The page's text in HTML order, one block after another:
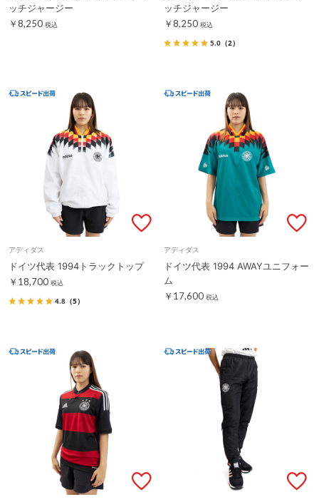
ッチジャージー
￥8,250 税込
ッチジャージー
￥8,250 税込
5.0 （2）
アディダス
ドイツ代表 1994トラックトップ
￥18,700 税込
4.8 （5）
アディダス
ドイツ代表 1994 AWAYユニフォー
ム
￥17,600 税込